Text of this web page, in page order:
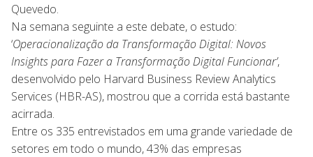
Quevedo.
Na semana seguinte a este debate, o estudo:
‘Operacionalização da Transformação Digital: Novos
Insights para Fazer a Transformação Digital Funcionar’,
desenvolvido pelo Harvard Business Review Analytics
Services (HBR-AS), mostrou que a corrida está bastante
acirrada.
Entre os 335 entrevistados em uma grande variedade de
setores em todo o mundo, 43% das empresas